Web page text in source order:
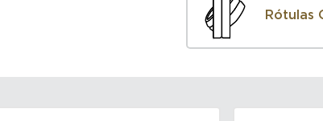
Rótulas